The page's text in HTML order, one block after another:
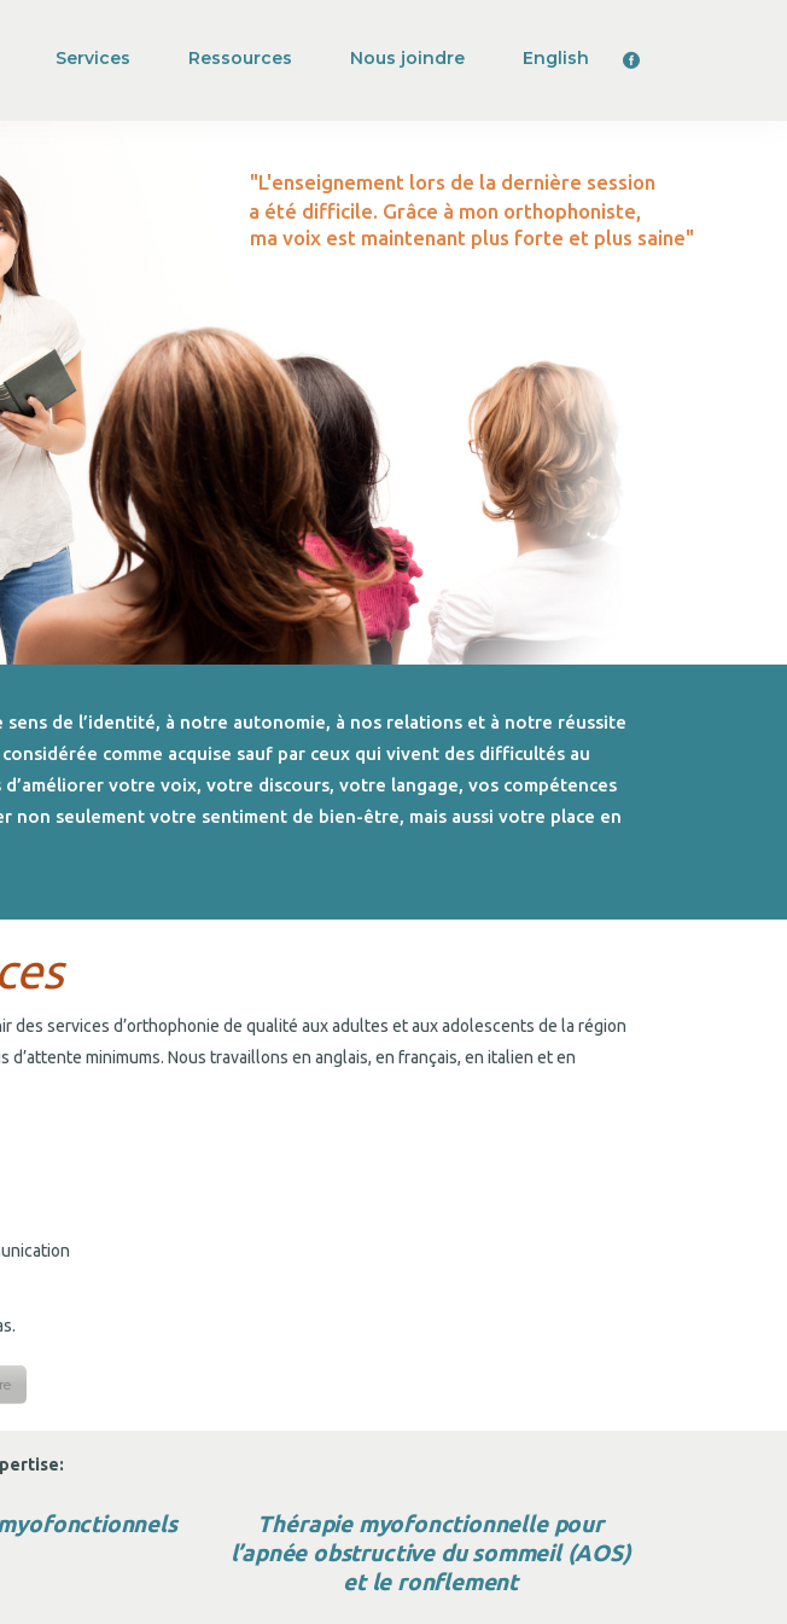
Services Ressources Nous joindre English
"L'enseignement lors de la dernière session
a été difficile. Grâce à mon orthophoniste,
ma voix est maintenant plus forte et plus saine"
de l’identité, à notre autonomie, à nos relations et à notre réussite
comme acquise sauf par ceux qui vivent des difficultés au
votre voix, votre discours, votre langage, vos compétences
non seulement votre sentiment de bien-être, mais aussi votre place en
services d’orthophonie de qualité aux adultes et aux adolescents de la région
minimums. Nous travaillons en anglais, en français, en italien et en
Thérapie myofonctionnelle pour
l’apnée obstructive du sommeil (AOS)
et le ronflement